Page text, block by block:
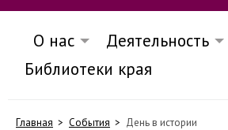
О нас Деятельность
Библиотеки края
Главная События День в истории